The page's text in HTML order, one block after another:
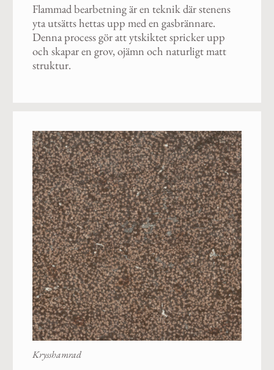
Flammad bearbetning är en teknik där stenens
yta utsätts hettas upp med en gasbrännare.
Denna process gör att ytskiktet spricker upp
och skapar en grov, ojämn och naturligt matt
struktur.
Krysshamrad